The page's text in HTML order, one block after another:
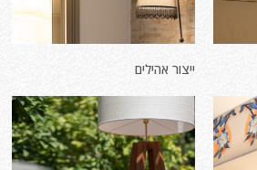
ייצור אהילים